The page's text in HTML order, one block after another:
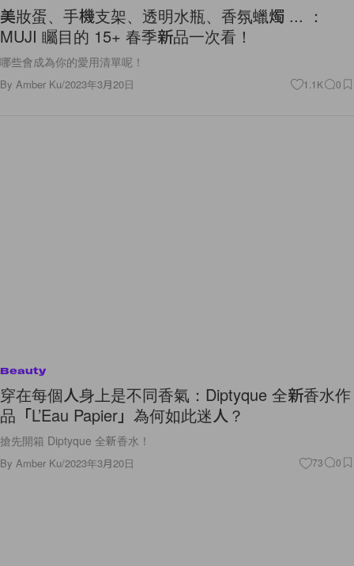
美妝蛋、手機支架、透明水瓶、香氛蠟燭 ... ：
MUJI 矚目的 15+ 春季新品一次看！
哪些會成為你的愛用清單呢！
By Amber Ku/2023年3月20日 1.1K 0
Beauty
穿在每個人身上是不同香氣：Diptyque 全新香水作
品「L’Eau Papier」為何如此迷人？
搶先開箱 Diptyque 全新香水！
By Amber Ku/2023年3月20日 73 0